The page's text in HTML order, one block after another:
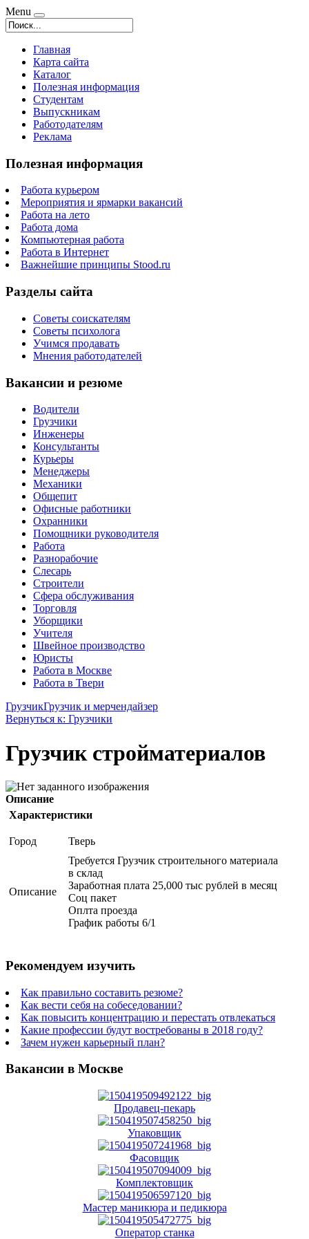
Menu
Главная
Карта сайта
Каталог
Полезная информация
Студентам
Выпускникам
Работодателям
Реклама
Полезная информация
Работа курьером
Мероприятия и ярмарки вакансий
Работа на лето
Работа дома
Компьютерная работа
Работа в Интернет
Важнейшие принципы Stood.ru
Разделы сайта
Советы соискателям
Советы психолога
Учимся продавать
Мнения работодателей
Вакансии и резюме
Водители
Грузчики
Инженеры
Консультанты
Курьеры
Менеджеры
Механики
Общепит
Офисные работники
Охранники
Помощники руководителя
Работа
Разнорабочие
Слесарь
Строители
Сфера обслуживания
Торговля
Уборщики
Учителя
Швейное производство
Юристы
Работа в Москве
Работа в Твери
ГрузчикГрузчик и мерчендайзер
Вернуться к: Грузчики
Грузчик стройматериалов
Описание
Характеристики
Город Тверь
Описание
Требуется Грузчик строительного материала
в склад
Заработная плата 25,000 тыс рублей в месяц
Соц пакет
Оплта проезда
График работы 6/1
Рекомендуем изучить
Как правильно составить резюме?
Как вести себя на собеседовании?
Как повысить концентрацию и перестать отвлекаться
Какие профессии будут востребованы в 2018 году?
Зачем нужен карьерный план?
Вакансии в Москве
Продавец-пекарь
Упаковщик
Фасовщик
Комплектовщик
Мастер маникюра и педикюра
Оператор станка